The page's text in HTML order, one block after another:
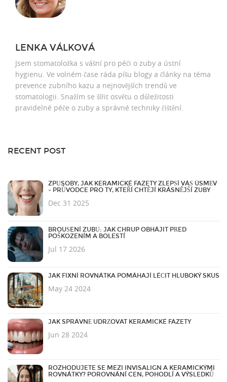
LENKA VÁLKOVÁ
Jsem stomatoložka s vášní pro péči o zuby a ústní
hygienu. Ve volném čase ráda píšu blogy a články na téma
prevence zubního kazu a nejnovějších trendů ve
stomatologii. Snažím se šířit osvětu o důležitosti
pravidelné péče o zuby a správné techniky čištění.
RECENT POST
ZPŮSOBY, JAK KERAMICKÉ FAZETY ZLEPŠÍ VÁŠ ÚSMĚV
- PRŮVODCE PRO TY, KTEŘÍ CHTĚJÍ KRÁSNĚJŠÍ ZUBY
Dec 31 2025
BROUŠENÍ ZUBŮ: JAK CHRUP OBHÁJIT PŘED
POŠKOZENÍM A BOLESTÍ
Jul 17 2026
JAK FIXNÍ ROVNÁTKA POMÁHAJÍ LÉČIT HLUBOKÝ SKUS
May 24 2024
JAK SPRÁVNĚ UDRŽOVAT KERAMICKÉ FAZETY
Jun 28 2024
ROZHODUJETE SE MEZI INVISALIGN A KERAMICKÝMI
ROVNÁTKY? POROVNÁNÍ CEN, POHODLÍ A VÝSLEDKŮ